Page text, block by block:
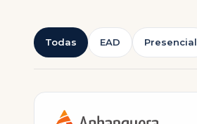
Todas EAD Presencial